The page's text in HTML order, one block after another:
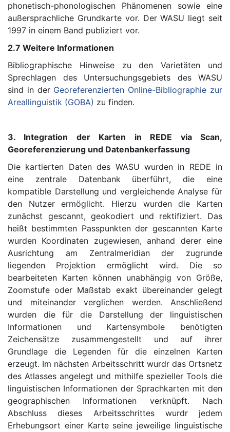
phonetisch-phonologischen Phänomenen sowie eine
außersprachliche Grundkarte vor. Der WASU liegt seit
1997 in einem Band publiziert vor.
2.7 Weitere Informationen
Bibliographische Hinweise zu den Varietäten und
Sprechlagen des Untersuchungsgebiets des WASU
sind in der Georeferenzierten Online-Bibliographie zur
Areallinguistik (GOBA) zu finden.
3. Integration der Karten in REDE via Scan,
Georeferenzierung und Datenbankerfassung
Die kartierten Daten des WASU wurden in REDE in
eine zentrale Datenbank überführt, die eine
kompatible Darstellung und vergleichende Analyse für
den Nutzer ermöglicht. Hierzu wurden die Karten
zunächst gescannt, geokodiert und rektifiziert. Das
heißt bestimmten Passpunkten der gescannten Karte
wurden Koordinaten zugewiesen, anhand derer eine
Ausrichtung am Zentralmeridian der zugrunde
liegenden Projektion ermöglicht wird. Die so
bearbeiteten Karten können unabhängig von Größe,
Zoomstufe oder Maßstab exakt übereinander gelegt
und miteinander verglichen werden. Anschließend
wurden die für die Darstellung der linguistischen
Informationen und Kartensymbole benötigten
Zeichensätze zusammengestellt und auf ihrer
Grundlage die Legenden für die einzelnen Karten
erzeugt. Im nächsten Arbeitsschritt wurdr das Ortsnetz
des Atlasses angelegt und mithilfe spezieller Tools die
linguistischen Informationen der Sprachkarten mit den
geographischen Informationen verknüpft. Nach
Abschluss dieses Arbeitsschrittes wurdr jedem
Erhebungsort einer Karte seine jeweilige linguistische